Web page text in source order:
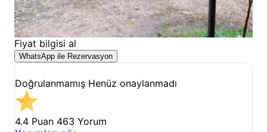
Fiyat bilgisi al
WhatsApp ile Rezervasyon
Doğrulanmamış Henüz onaylanmadı
4.4 Puan 463 Yorum